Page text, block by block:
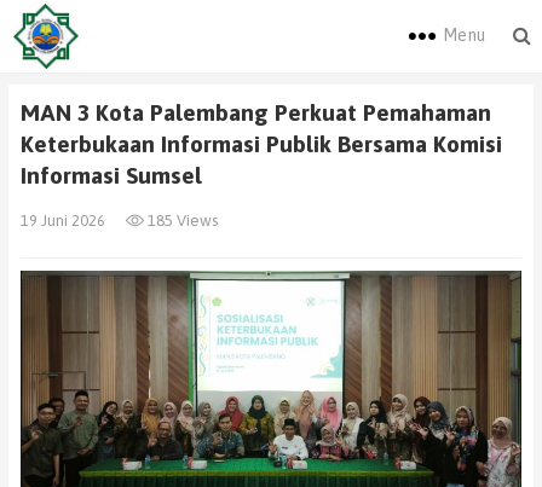
Menu
MAN 3 Kota Palembang Perkuat Pemahaman
Keterbukaan Informasi Publik Bersama Komisi
Informasi Sumsel
19 Juni 2026 185 Views